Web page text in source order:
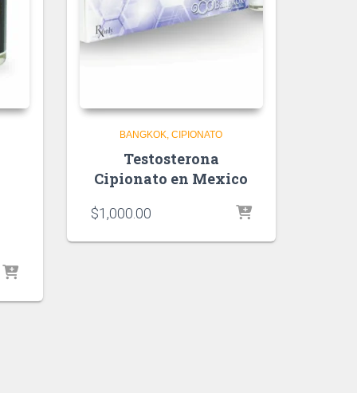
BANGKOK CIPIONATO
Testosterona
Cipionato en Mexico
$1,000.00